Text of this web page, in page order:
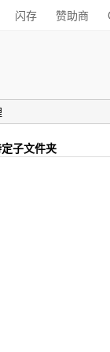
闪存 赞助商
子文件夹